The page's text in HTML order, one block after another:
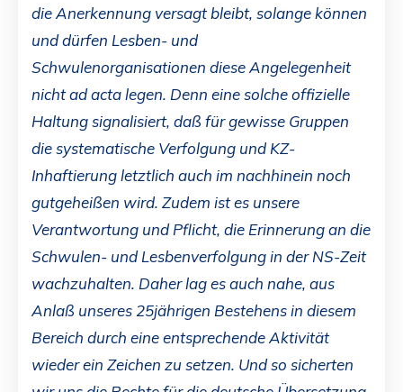
die Anerkennung versagt bleibt, solange können
und dürfen Lesben- und
Schwulenorganisationen diese Angelegenheit
nicht ad acta legen. Denn eine solche offizielle
Haltung signalisiert, daß für gewisse Gruppen
die systematische Verfolgung und KZ-
Inhaftierung letztlich auch im nachhinein noch
gutgeheißen wird. Zudem ist es unsere
Verantwortung und Pflicht, die Erinnerung an die
Schwulen- und Lesbenverfolgung in der NS-Zeit
wachzuhalten. Daher lag es auch nahe, aus
Anlaß unseres 25jährigen Bestehens in diesem
Bereich durch eine entsprechende Aktivität
wieder ein Zeichen zu setzen. Und so sicherten